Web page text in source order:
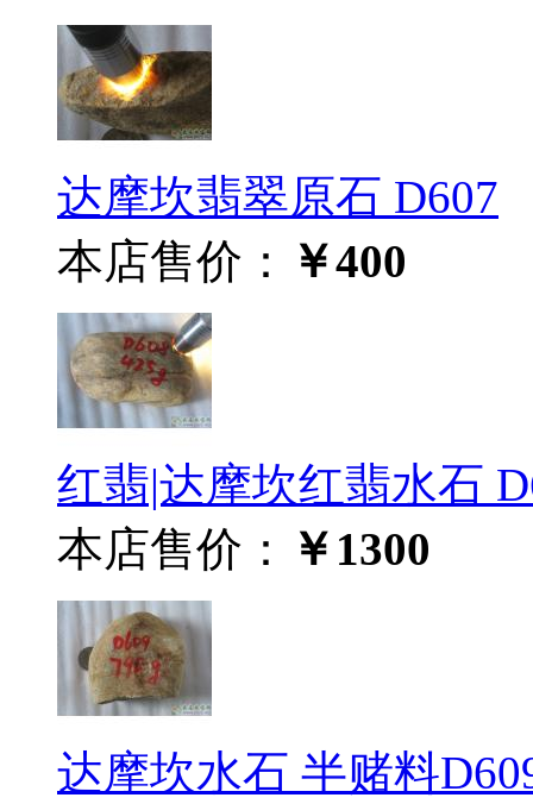
达摩坎翡翠原石 D607
本店售价：
￥400
红翡|达摩坎红翡水石
本店售价：
￥1300
达摩坎水石 半赌料